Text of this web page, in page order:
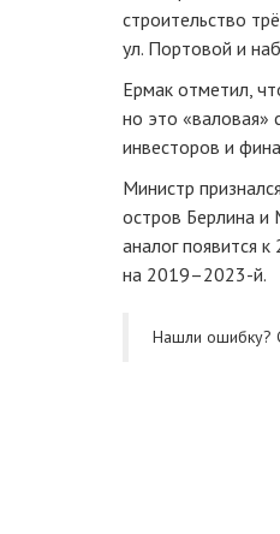
строительство
ул. Портовой и
Ермак отметил,
но это
инвесторов и
Министр
остров Берлина и
аналог появится
на 2019–2023-й.
Нашли ошибку?